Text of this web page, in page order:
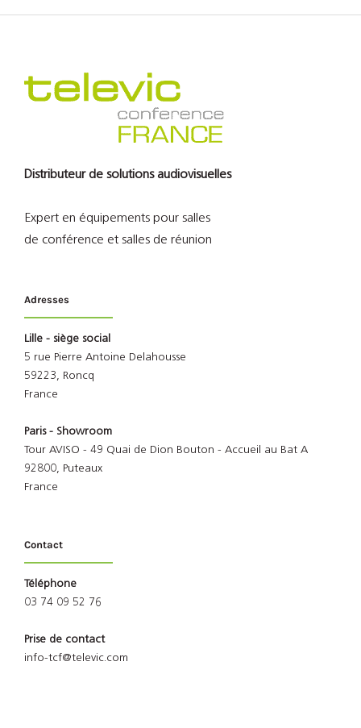
Distributeur de solutions audiovisuelles
Expert en équipements pour salles
de conférence et salles de réunion
Adresses
Lille - siège social
5 rue Pierre Antoine Delahousse
59223, Roncq
France
Paris - Showroom
Tour AVISO - 49 Quai de Dion Bouton - Accueil au Bat A
92800, Puteaux
France
Contact
Téléphone
03 74 09 52 76
Prise de contact
info-tcf@televic.com